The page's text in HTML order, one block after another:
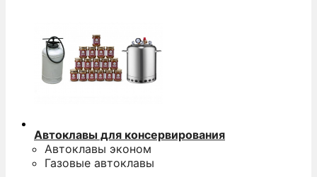
Автоклавы для консервирования
Автоклавы эконом
Газовые автоклавы